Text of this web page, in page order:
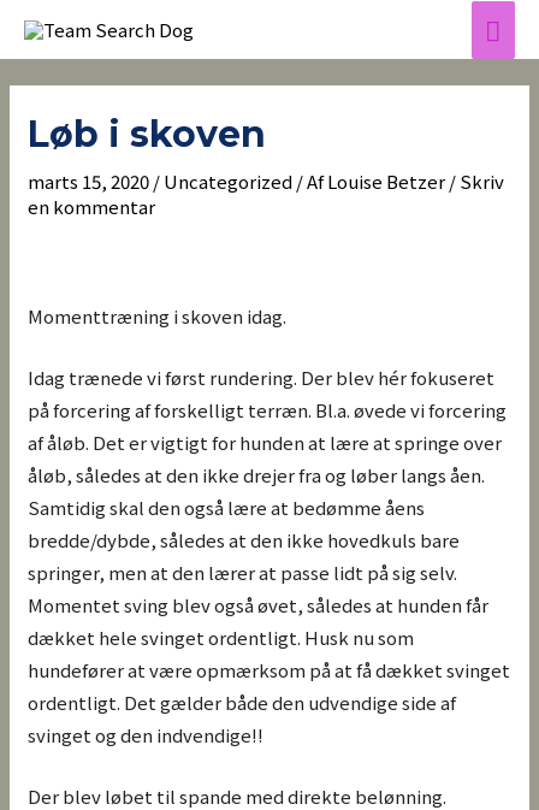
indholdet
Løb i skoven
marts 15, 2020/Uncategorized/ AfLouise Betzer/Skriv
en kommentar
Momenttræning i skoven idag.
Idag trænede vi først rundering. Der blev hér fokuseret
på forcering af forskelligt terræn. Bl.a. øvede vi forcering
af åløb. Det er vigtigt for hunden at lære at springe over
åløb, således at den ikke drejer fra og løber langs åen.
Samtidig skal den også lære at bedømme åens
bredde/dybde, således at den ikke hovedkuls bare
springer, men at den lærer at passe lidt på sig selv.
Momentet sving blev også øvet, således at hunden får
dækket hele svinget ordentligt. Husk nu som
hundefører at være opmærksom på at få dækket svinget
ordentligt. Det gælder både den udvendige side af
svinget og den indvendige!!
Der blev løbet til spande med direkte belønning.